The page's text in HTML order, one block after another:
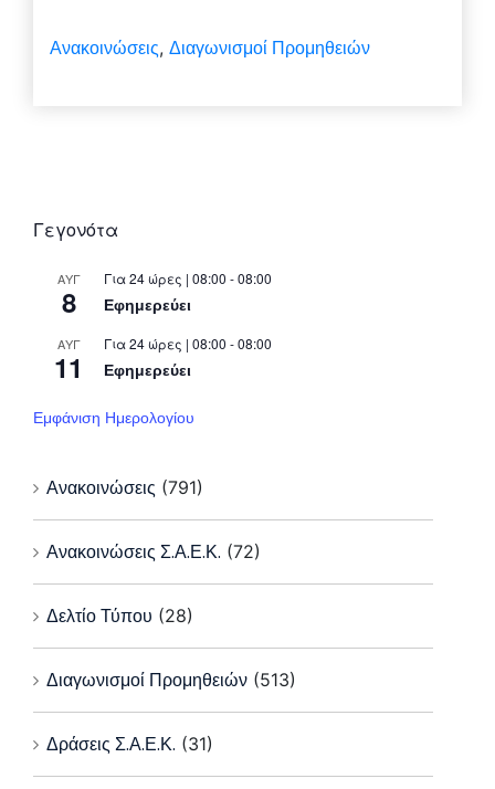
Ανακοινώσεις, Διαγωνισμοί Προμηθειών
Γεγονότα
ΑΥΓ
8
Για 24 ώρες | 08:00 - 08:00
Εφημερεύει
ΑΥΓ
11
Για 24 ώρες | 08:00 - 08:00
Εφημερεύει
Εμφάνιση Ημερολογίου
Ανακοινώσεις (791)
Ανακοινώσεις Σ.Α.Ε.Κ. (72)
Δελτίο Τύπου (28)
Διαγωνισμοί Προμηθειών (513)
Δράσεις Σ.Α.Ε.Κ. (31)